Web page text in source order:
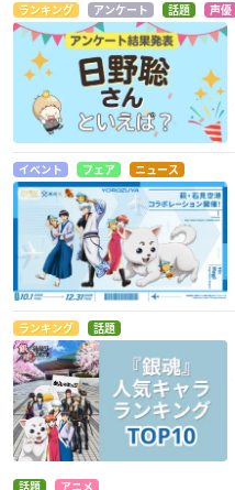
ランキング アンケート 話題 声優
イベント フェア ニュース
ランキング 話題
話題 アニメ